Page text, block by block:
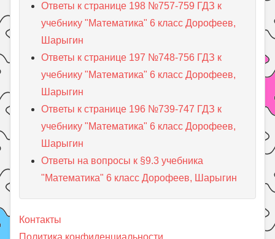
Ответы к странице 198 №757-759 ГДЗ к
учебнику "Математика" 6 класс Дорофеев,
Шарыгин
Ответы к странице 197 №748-756 ГДЗ к
учебнику "Математика" 6 класс Дорофеев,
Шарыгин
Ответы к странице 196 №739-747 ГДЗ к
учебнику "Математика" 6 класс Дорофеев,
Шарыгин
Ответы на вопросы к §9.3 учебника
"Математика" 6 класс Дорофеев, Шарыгин
Контакты
Политика конфиденциальности